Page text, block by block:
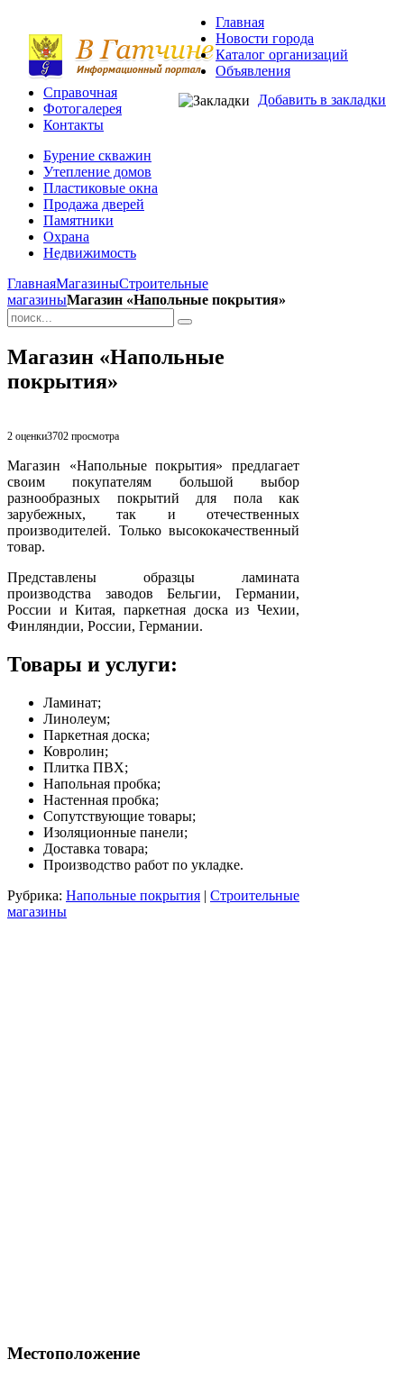
Добавить в закладки
Главная
Новости города
Каталог организаций
Объявления
Справочная
Фотогалерея
Контакты
Бурение скважин
Утепление домов
Пластиковые окна
Продажа дверей
Памятники
Охрана
Недвижимость
ГлавнаяМагазиныСтроительные
магазиныМагазин «Напольные покрытия»
Магазин «Напольные
покрытия»
2 оценки3702 просмотра
Магазин «Напольные покрытия» предлагает
своим покупателям большой выбор
разнообразных покрытий для пола как
зарубежных, так и отечественных
производителей. Только высококачественный
товар.
Представлены образцы ламината
производства заводов Бельгии, Германии,
России и Китая, паркетная доска из Чехии,
Финляндии, России, Германии.
Товары и услуги:
Ламинат;
Линолеум;
Паркетная доска;
Ковролин;
Плитка ПВХ;
Напольная пробка;
Настенная пробка;
Сопутствующие товары;
Изоляционные панели;
Доставка товара;
Производство работ по укладке.
Рубрика: Напольные покрытия | Строительные
магазины
Местоположение